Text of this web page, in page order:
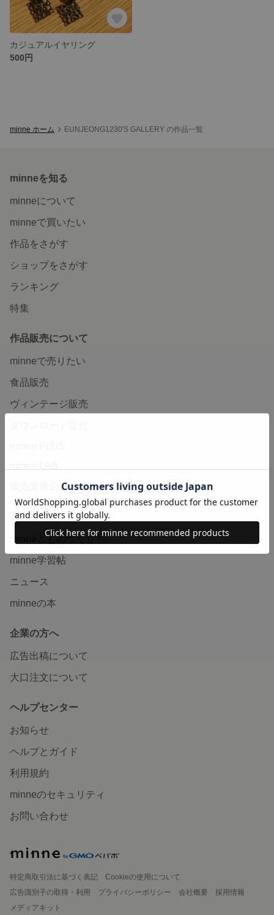
カジュアルイヤリング
500円
minne ホーム EUNJEONG1230'S GALLERY の作品一覧
minneを知る
minneについて
minneで買いたい
作品をさがす
ショップをさがす
ランキング
特集
作品販売について
minneで売りたい
食品販売
ヴィンテージ販売
販売支援企画・イベント
読みもの
minneとものづくりと
minne学習帖
ニュース
minneの本
企業の方へ
広告出稿について
大口注文について
ヘルプセンター
お知らせ
ヘルプとガイド
利用規約
minneのセキュリティ
お問い合わせ
特定商取引法に基づく表記
Cookieの使用について
広告識別子の取得・利用
プライバシーポリシー 会社概要
採用情報
メディアキット